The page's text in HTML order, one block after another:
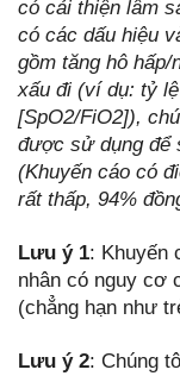
có cải thiện lâm
có các dấu hiệu
gồm tăng hô
xấu đi (ví dụ: tỷ
[SpO2/FiO2]),
được sử dụng để
(Khuyến cáo có
rất thấp, 94%
Lưu ý 1: Khuyến
nhân có nguy cơ
(chẳng hạn như
Lưu ý 2: Chúng